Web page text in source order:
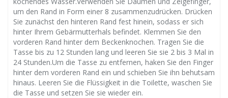
um den Rand in Form einer 8 zusammenzudrücken. Drücken
Sie zunächst den hinteren Rand fest hinein, sodass er sich
hinter Ihrem Gebärmutterhals befindet. Klemmen Sie den
vorderen Rand hinter dem Beckenknochen. Tragen Sie die
Tasse bis zu 12 Stunden lang und leeren Sie sie 2 bis 3 Mal in
24 Stunden.Um die Tasse zu entfernen, haken Sie den Finger
hinter dem vorderen Rand ein und schieben Sie ihn behutsam
hinaus. Leeren Sie die Flüssigkeit in die Toilette, waschen Sie
die Tasse und setzen Sie sie wieder ein.